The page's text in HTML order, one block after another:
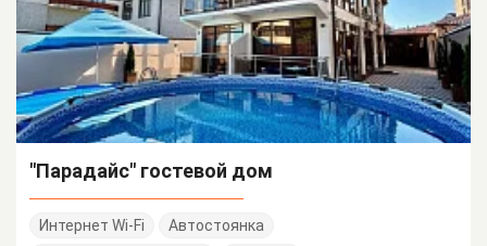
"Парадайс" гостевой дом
Интернет Wi-Fi
Автостоянка